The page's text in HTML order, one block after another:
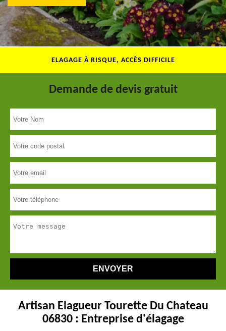
ELAGAGE À RISQUE, ACCÈS DIFFICILE
Demande de devis gratuit
Artisan Elagueur Tourette Du Chateau
06830 : Entreprise d'élagage